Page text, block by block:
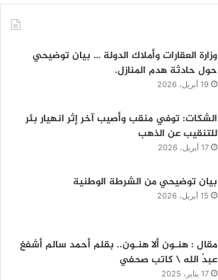
وزارة العقارات وأملاك الدولة … بيان توضيحي
حول حادثة هدم المنازل.
19 أبريل، 2026
الشكات: توفي منقب وأصيب آخر إثر انهيار بئر
للتنقيب عن الذهب
17 أبريل، 2026
بيان توضيحي من الشرطة الوطنية
15 أبريل، 2026
مقال : هنـون ألا هنـون.. بقلم أحمد سالم أشفغ
عبدُ الله \ كاتب صحفي
17 يناير، 2025